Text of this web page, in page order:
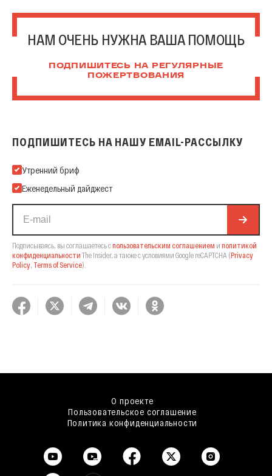
НАМ ОЧЕНЬ НУЖНА ВАША ПОМОЩЬ
ПОДПИШИТЕСЬ НА РЕГУЛЯРНЫЕ
ПОЖЕРТВОВАНИЯ
ПОДПИШИТЕСЬ НА НАШУ EMAIL-РАССЫЛКУ
Подпишитесь на нашу Email-рассылку
Утренний бриф
Еженедельный дайджест
Подписываясь, вы соглашаетесь спользовательским соглашением и политикой
конфиденциальности The Insider, а также с условиями Google reCAPTCHA (Privacy
Policy, Terms of Service).
О проекте
Пользовательское соглашение
Политика конфиденциальности